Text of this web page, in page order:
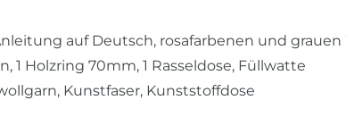
auf Deutsch, rosafarbenen und grauen
1 Holzring 70mm, 1 Rasseldose, Füllwatte
Kunstfaser, Kunststoffdose